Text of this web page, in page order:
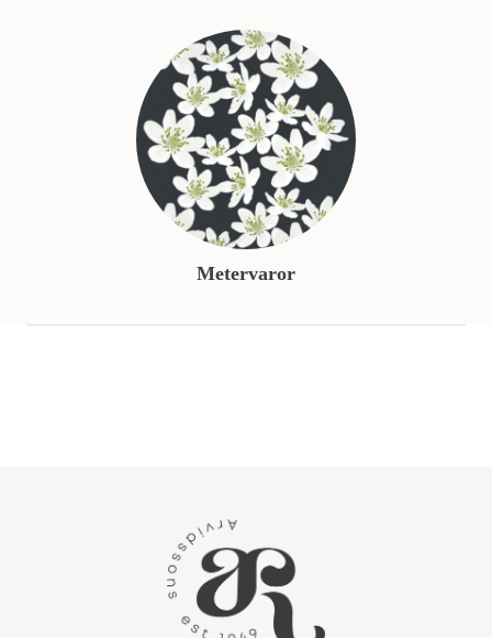
Metervaror